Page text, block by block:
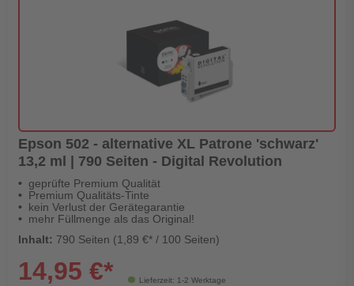
Epson 502 - alternative XL Patrone 'schwarz'
13,2 ml | 790 Seiten - Digital Revolution
geprüfte Premium Qualität
Premium Qualitäts-Tinte
kein Verlust der Gerätegarantie
mehr Füllmenge als das Original!
Inhalt: 790 Seiten (1,89 €* / 100 Seiten)
Lieferzeit: 1-2 Werktage
14,95 €*